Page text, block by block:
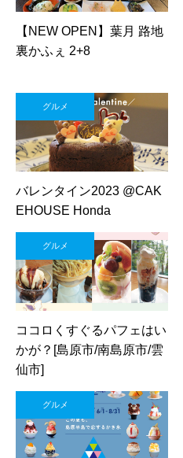
【NEW OPEN】葉月 路地
裏かふぇ 2+8
グルメ
バレンタイン2023 @CAK
EHOUSE Honda
グルメ
ココロくすぐるパフェはい
かが？[島原市/南島原市/雲
仙市]
グルメ